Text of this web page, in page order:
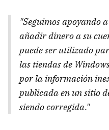
"Seguimos apoyando
añadir dinero a su
puede ser utilizado
las tiendas de
por la información
publicada en un sitio
siendo corregida."